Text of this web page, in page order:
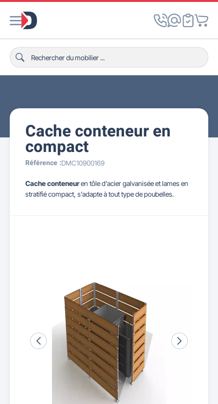
Cache conteneur en
compact
Référence :DMC10900169
Cache conteneuren tôle d'acier galvanisée et lames en
stratifié compact, s'adapte à tout type de poubelles.